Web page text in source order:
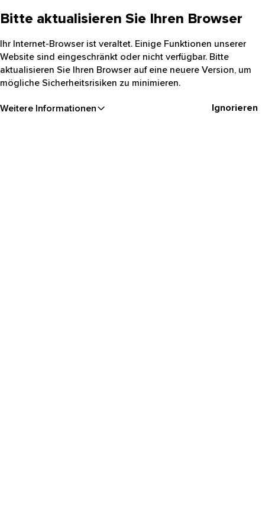
Bitte aktualisieren Sie Ihren Browser
Ihr Internet-Browser ist veraltet. Einige Funktionen unserer
Website sind eingeschränkt oder nicht verfügbar. Bitte
aktualisieren Sie Ihren Browser auf eine neuere Version, um
mögliche Sicherheitsrisiken zu minimieren.
Weitere Informationen Ignorieren